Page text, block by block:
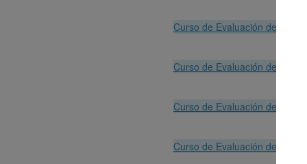
Curso de Evaluación de
Curso de Evaluación de
Curso de Evaluación de
Curso de Evaluación de Polvo